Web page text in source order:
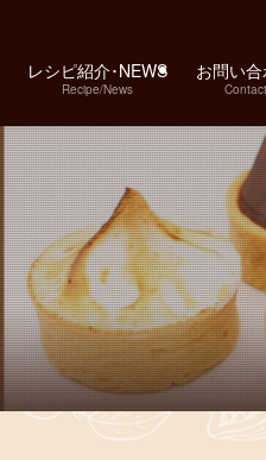
レシピ紹介･NEWS
Recipe/News
お問い
Contact